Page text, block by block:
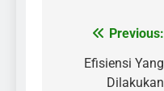
Post
navigation
Previous:
Efisiensi Yang
Dilakukan